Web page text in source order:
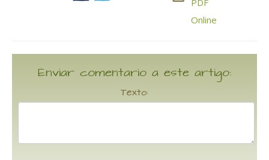
Enviar comentario a este artigo:
Texto: